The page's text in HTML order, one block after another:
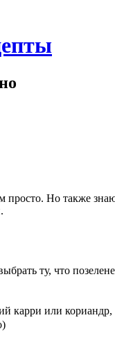
просто. Но также
ту, что
карри или